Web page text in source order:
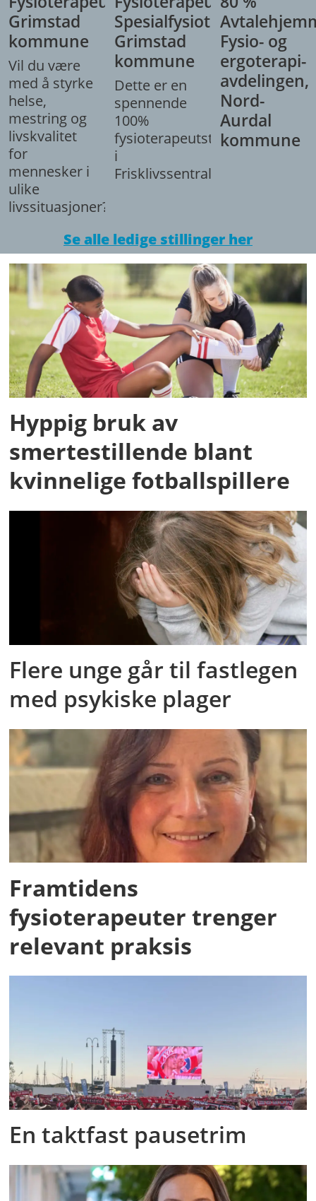
Grimstad
kommune
Vil du være
med å styrke
helse,
mestring og
livskvalitet
for
mennesker i
ulike
livssituasjoner?
Spesialfysioterapeut,
Grimstad
kommune
Dette er en
spennende
100%
fysioterapeutstilling
i
Frisklivssentralen.
Fysio- og
ergoterapi-
avdelingen,
Nord-
Aurdal
kommune
Se alle ledige stillinger her
Hyppig bruk av
smertestillende blant
kvinnelige fotballspillere
Flere unge går til fastlegen
med psykiske plager
Framtidens
fysioterapeuter trenger
relevant praksis
En taktfast pausetrim